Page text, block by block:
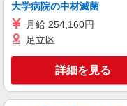
大学病院の中材滅菌
月給 254,160円
足立区
詳細を見る